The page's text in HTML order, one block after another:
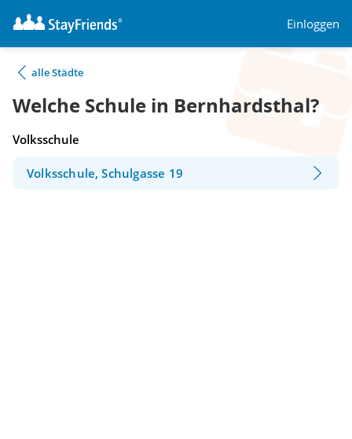
Einloggen
alle Städte
Welche Schule in Bernhardsthal?
Volksschule
Volksschule, Schulgasse 19